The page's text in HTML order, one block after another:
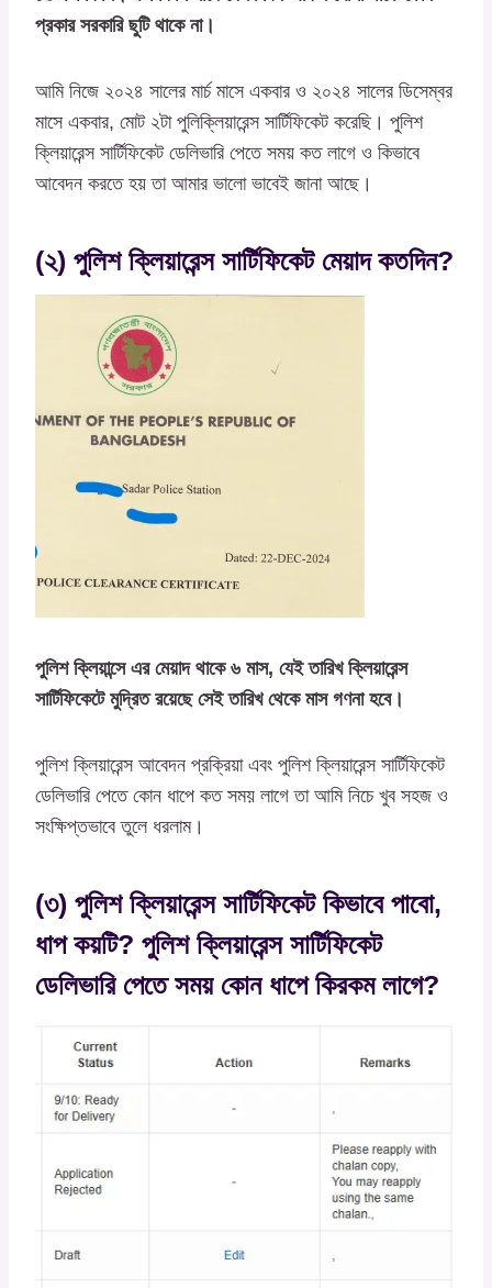
প্রকার সরকারি ছুটি থাকে না।
আমি নিজে ২০২৪ সালের মার্চ মাসে একবার ও ২০২৪ সালের ডিসেম্বর
মাসে একবার, মোট ২টা পুলিক্লিয়ারেন্স সার্টিফিকেট করেছি। পুলিশ
ক্লিয়ারেন্স সার্টিফিকেট ডেলিভারি পেতে সময় কত লাগে ও কিভাবে
আবেদন করতে হয় তা আমার ভালো ভাবেই জানা আছে।
(২) পুলিশ ক্লিয়ারেন্স সার্টিফিকেট মেয়াদ কতদিন?
পুলিশ ক্লিয়ান্সে এর মেয়াদ থাকে ৬ মাস, যেই তারিখ ক্লিয়ারেন্স
সার্টিফিকেটে মুদ্রিত রয়েছে সেই তারিখ থেকে মাস গণনা হবে।
পুলিশ ক্লিয়ারেন্স আবেদন প্রক্রিয়া এবং পুলিশ ক্লিয়ারেন্স সার্টিফিকেট
ডেলিভারি পেতে কোন ধাপে কত সময় লাগে তা আমি নিচে খুব সহজ ও
সংক্ষিপ্তভাবে তুলে ধরলাম।
(৩) পুলিশ ক্লিয়ারেন্স সার্টিফিকেট কিভাবে পাবো,
ধাপ কয়টি? পুলিশ ক্লিয়ারেন্স সার্টিফিকেট
ডেলিভারি পেতে সময় কোন ধাপে কিরকম লাগে?